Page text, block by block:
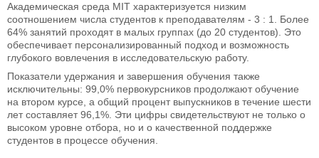
Академическая среда MIT характеризуется низким
соотношением числа студентов к преподавателям - 3 : 1. Более
64% занятий проходят в малых группах (до 20 студентов). Это
обеспечивает персонализированный подход и возможность
глубокого вовлечения в исследовательскую работу.
Показатели удержания и завершения обучения также
исключительны: 99,0% первокурсников продолжают обучение
на втором курсе, а общий процент выпускников в течение шести
лет составляет 96,1%. Эти цифры свидетельствуют не только о
высоком уровне отбора, но и о качественной поддержке
студентов в процессе обучения.